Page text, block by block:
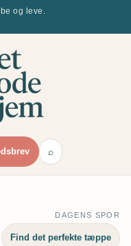
og leve.
⌕
DAGENS SPOR
Find det perfekte tæppe